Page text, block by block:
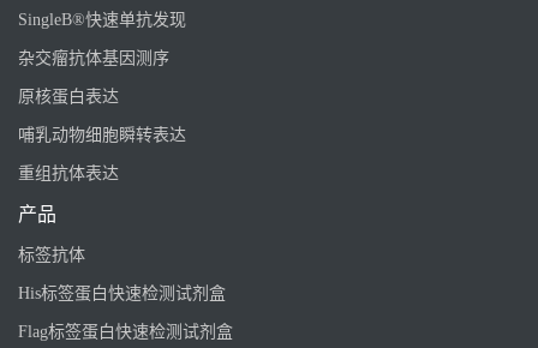
SingleB®快速单抗发现
杂交瘤抗体基因测序
原核蛋白表达
哺乳动物细胞瞬转表达
重组抗体表达
产品
标签抗体
His标签蛋白快速检测试剂盒
Flag标签蛋白快速检测试剂盒